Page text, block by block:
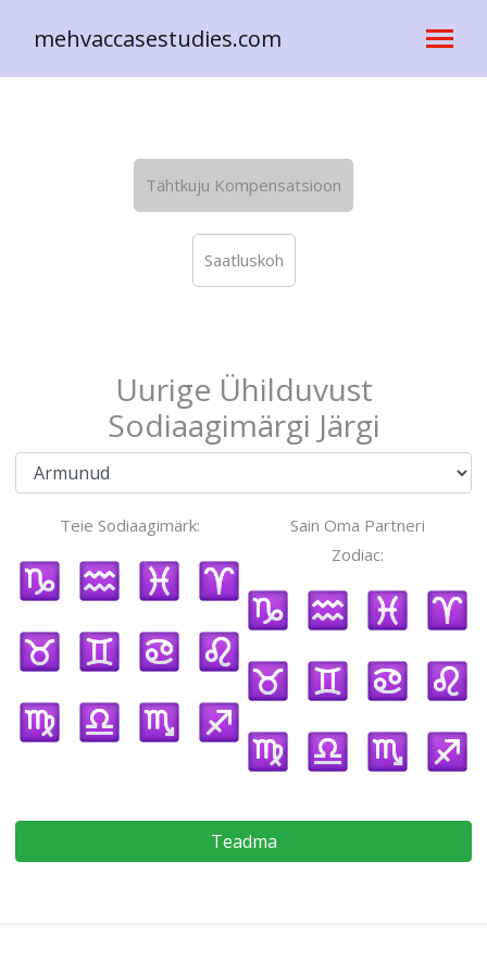
mehvaccasestudies.com
Tähtkuju Kompensatsioon
Saatluskoh
Uurige Ühilduvust
Sodiaagimärgi Järgi
Teie Sodiaagimärk:
Sain Oma Partneri
Zodiac:
Teadma